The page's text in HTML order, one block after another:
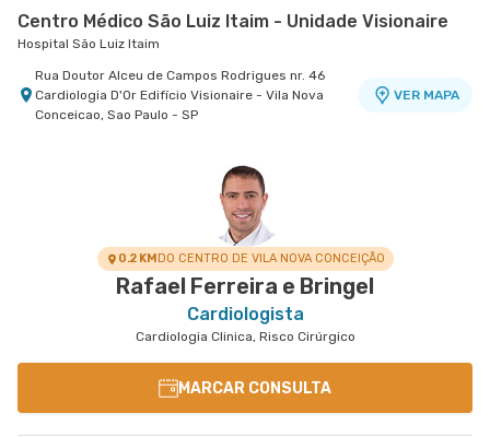
Centro Médico São Luiz Itaim - Unidade Visionaire
Hospital São Luiz Itaim
Rua Doutor Alceu de Campos Rodrigues nr. 46
Cardiologia D'Or Edifício Visionaire - Vila Nova
Conceicao, Sao Paulo - SP
VER MAPA
Rua Engenheiro Oscar Americano nr. 1010 -
Rua Jose de Melo nr. 180 - Vila Dora, Santo Andre
Avenida Marcos Penteado de Ulhoa Rodrigues nr.
939 Edificio Jatobá - Torre Ii 1° Andar - Tambore,
0.2 KMDO CENTRO DE VILA NOVA CONCEIÇÃO
Rafael Ferreira e Bringel
Cardiologista
Cardiologia Clinica, Risco Cirúrgico
MARCAR CONSULTA